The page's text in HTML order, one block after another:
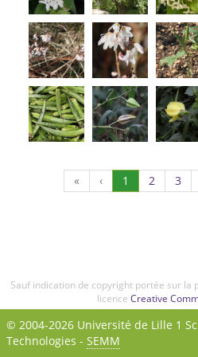
« ‹ 1 (Actuel)
2 Page
2
3
3
Sauf indication de copyright portée sur la
licence Creative
© 2004-2026 Université de Lille 1
Technologies - SEMM